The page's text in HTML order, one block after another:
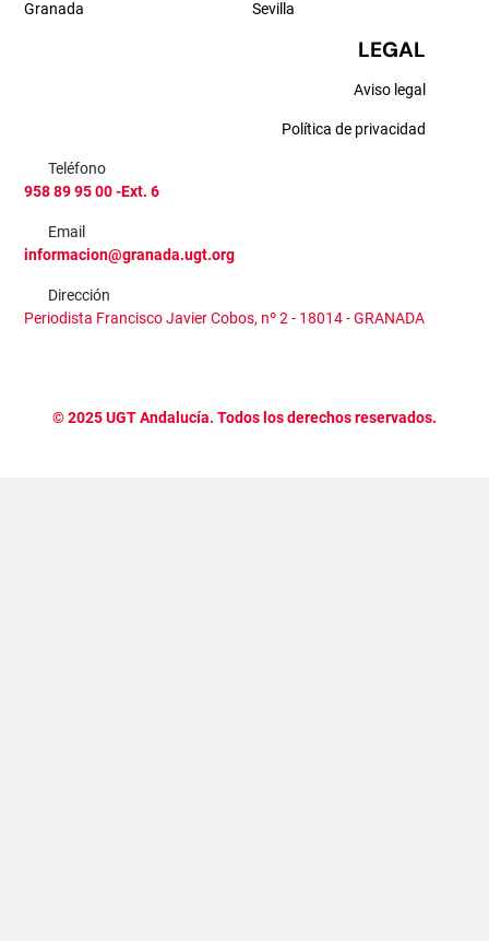
Granada Sevilla
LEGAL
Aviso legal
Política de privacidad
Teléfono
958 89 95 00 -Ext. 6
Email
informacion@granada.ugt.org
Dirección
Periodista Francisco Javier Cobos, nº 2 - 18014 - GRANADA
©2025UGT Andalucía. Todos los derechos reservados.